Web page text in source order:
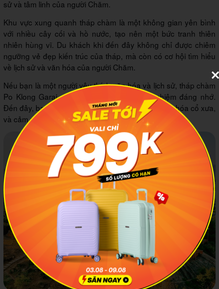
sử và tâm linh của người Chăm.
Khu vực xung quanh tháp chàm là một không gian yên bình
với nhiều cây cối và hồ nước, tạo nên một bức tranh thiên
nhiên hùng vĩ. Du khách khi đến đây không chỉ được chiêm
ngưỡng vẻ đẹp kiến trúc của tháp, mà còn có cơ hội tìm hiểu
về lịch sử và văn hóa của người Chăm.
Nếu bạn là một người yêu thích văn hóa và lịch sử, tháp chàm
Po Klong Garai chắc chắn sẽ là một trải nghiệm đáng nhớ.
Đến đây, bạn sẽ được chạm vào những giá trị văn hóa cổ xưa,
và cảm nhận sự huyền bí và linh thiêng của nơi này.